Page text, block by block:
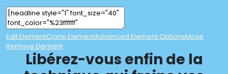
Edit ElementClone ElementAdvanced Element OptionsMove
Remove Element
Libérez-vous enfin de la